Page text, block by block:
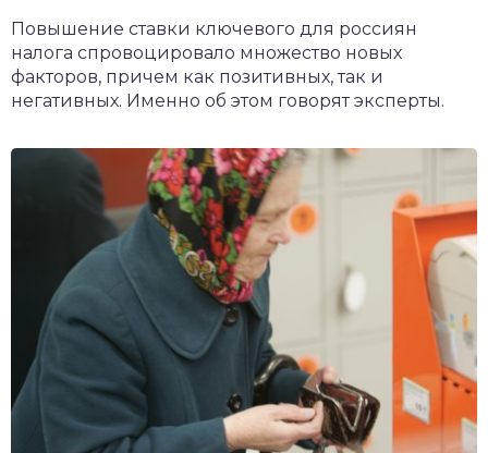
Повышение ставки ключевого для россиян
налога спровоцировало множество новых
факторов, причем как позитивных, так и
негативных. Именно об этом говорят эксперты.
и уход